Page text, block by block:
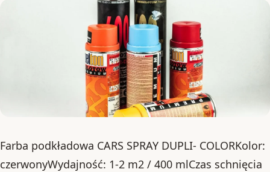
Farba podkładowa CARS SPRAY DUPLI- COLORKolor:
czerwonyWydajność: 1-2 m2 / 400 mlCzas schnięcia